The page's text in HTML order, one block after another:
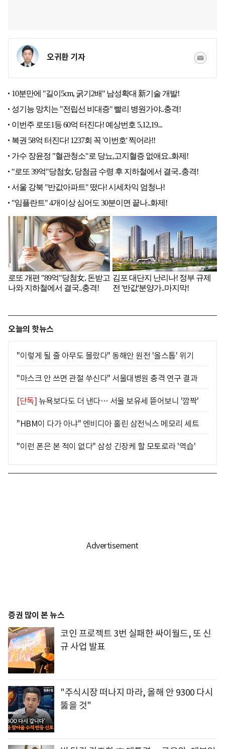
오귀환 기자
오늘의 핫뉴스
"이렇게 될 줄 아무도 몰랐다" 동해안 원전 '올스톱' 위기
"마스크 안 쓰면 관절 쑤신다" 서울대병원 충격 연구 결과
[단독] 뉴욕보다도 더 낸다… 서울 보유세 뜯어보니 '깜짝'
"HBM이 다가 아냐" 엔비디아 홀린 삼전닉스 메모리 세트
"이런 폰은 본 적이 없다" 삼성 긴장케 할 모토로라 '역습'
증권 많이 본 뉴스
코인 프로젝트 3번 실패한 싸이월드, 또 신
규 사업 발표
"주식시장 떠나지 마라, 올해 안 9300 다시
뚫을 것"